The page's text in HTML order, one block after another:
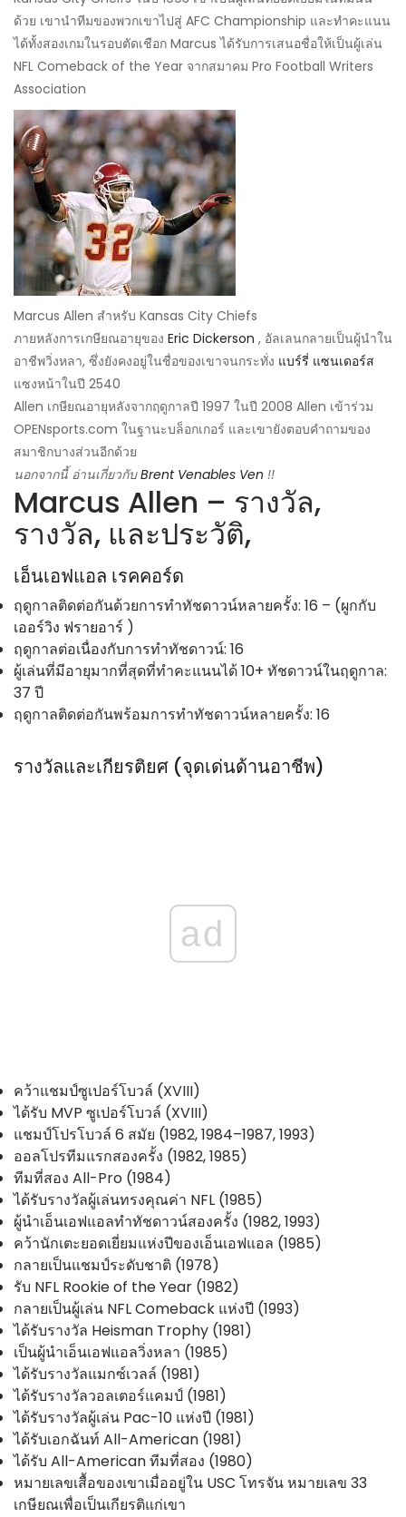
ด้วย เขานำทีมของพวกเขาไปสู่ ​​AFC Championship และทำคะแนน
ได้ทั้งสองเกมในรอบตัดเชือก Marcus ได้รับการเสนอชื่อให้เป็นผู้เล่น
NFL Comeback of the Year จากสมาคม Pro Football Writers
Association
Marcus Allen สำหรับ Kansas City Chiefs
ภายหลังการเกษียณอายุของ Eric Dickerson , อัลเลนกลายเป็นผู้นำใน
อาชีพวิ่งหลา, ซึ่งยังคงอยู่ในชื่อของเขาจนกระทั่ง แบร์รี่ แซนเดอร์ส
แซงหน้าในปี 2540
Allen เกษียณอายุหลังจากฤดูกาลปี 1997 ในปี 2008 Allen เข้าร่วม
OPENsports.com ในฐานะบล็อกเกอร์ และเขายังตอบคำถามของ
สมาชิกบางส่วนอีกด้วย
นอกจากนี้ อ่านเกี่ยวกับBrent Venables Ven !!
Marcus Allen – รางวัล,
รางวัล, และประวัติ,
เอ็นเอฟแอล เรคคอร์ด
ฤดูกาลติดต่อกันด้วยการทำทัชดาวน์หลายครั้ง: 16 – (ผูกกับ
เออร์วิง ฟรายอาร์ )
ฤดูกาลต่อเนื่องกับการทำทัชดาวน์: 16
ผู้เล่นที่มีอายุมากที่สุดที่ทำคะแนนได้ 10+ ทัชดาวน์ในฤดูกาล:
37 ปี
ฤดูกาลติดต่อกันพร้อมการทำทัชดาวน์หลายครั้ง: 16
รางวัลและเกียรติยศ (จุดเด่นด้านอาชีพ)
ad
คว้าแชมป์ซูเปอร์โบวล์ (XVIII)
ได้รับ MVP ซูเปอร์โบวล์ (XVIII)
แชมป์โปรโบวล์ 6 สมัย (1982, 1984–1987, 1993)
ออลโปรทีมแรกสองครั้ง (1982, 1985)
ทีมที่สอง All-Pro (1984)
ได้รับรางวัลผู้เล่นทรงคุณค่า NFL (1985)
ผู้นำเอ็นเอฟแอลทำทัชดาวน์สองครั้ง (1982, 1993)
คว้านักเตะยอดเยี่ยมแห่งปีของเอ็นเอฟแอล (1985)
กลายเป็นแชมป์ระดับชาติ (1978)
รับ NFL Rookie of the Year (1982)
กลายเป็นผู้เล่น NFL Comeback แห่งปี (1993)
ได้รับรางวัล Heisman Trophy (1981)
เป็นผู้นำเอ็นเอฟแอลวิ่งหลา (1985)
ได้รับรางวัลแมกซ์เวลล์ (1981)
ได้รับรางวัลวอลเตอร์แคมป์ (1981)
ได้รับรางวัลผู้เล่น Pac-10 แห่งปี (1981)
ได้รับเอกฉันท์ All-American (1981)
ได้รับ All-American ทีมที่สอง (1980)
หมายเลขเสื้อของเขาเมื่ออยู่ใน USC โทรจัน หมายเลข 33
เกษียณเพื่อเป็นเกียรติแก่เขา